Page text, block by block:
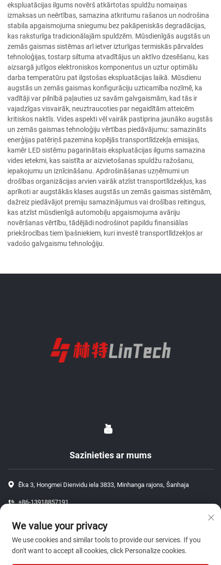
ekspluatācijas ilgums novērš atkārtotas spuldžu nomaiņas
izmaksas un neērtības, samazina atkritumu rašanos un nodrošina
stabila apgaismojuma sniegumu bez pakāpeniskās degradācijas,
kas raksturīga tradicionālajām spuldzēm. Mūsdienīgās augstās un
zemās gaismas sistēmas arī ietver izturīgas termiskās pārvaldes
tehnoloģijas, tostarp siltuma atvadītājus un aktīvo dzesēšanu, kas
aizsargā jutīgos elektroniskos komponentus un uztur optimālu
darba temperatūru pat ilgstošas ekspluatācijas laikā. Mūsdienu
augstās un zemās gaismas konfigurāciju uzticamība nozīmē, ka
vadītāji var pilnībā paļauties uz savām galvgaismām, kad tās ir
vajadzīgas visvairāk, neuztraucoties par negaidītām atteicēm
kritiskos naktīs. Vides aspekti vēl vairāk pastiprina jaunāko augstās
un zemās gaismas tehnoloģiju vērtības piedāvājumu: samazināts
enerģijas patēriņš pazemina kopējās transportlīdzekļa emisijas,
kamēr LED sistēmu pagarinātais ekspluatācijas ilgums samazina
vides ietekmi, kas saistīta ar aizvietošanas spuldžu ražošanu,
iepakojumu un iznīcināšanu. Apdrošināšanas uzņēmumi un
drošības organizācijas arvien vairāk atzīst transportlīdzekļus, kas
aprīkoti ar augstākās klases augstās un zemās gaismas sistēmām,
dažreiz piedāvājot premiju samazinājumus vai drošības reitingus,
kas atzīst mūsdienīgā automobiļu apgaismojuma avāriju
novēršanas vērtību, tādējādi nodrošinot papildu finansiālas
priekšrocības tiem īpašniekiem, kuri investē transportlīdzekļos ar
vadošo galvgaismu tehnoloģiju.
Sazinieties ar mums
Ēka 3, Hongmei Dienvidu iela 3833, Minhanga rajons, Šanhaja
+86-13918857191
[email protected]
We value your privacy
We use cookies and similar tools to provide our services. If you
don't want to accept all cookies, click Personalize cookies.